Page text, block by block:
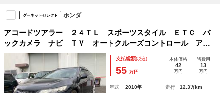
グーネットセレクト ホンダ
アコードツアラー ２４ＴＬ スポーツスタイル ＥＴＣ バ
ックカメラ ナビ ＴＶ オートクルーズコントロール アル
ミホイール ＨＩＤ パワーシート キーレスエントリー 電
動格納ミラー ＡＴ 盗難防止システム 衝突安全ボディ ル
ーフレール ＡＢＳ
支払総額(税込)
55 万円
本体価格
42
万円
諸費用
13
万円
年式 2010年 走行
12.3万km